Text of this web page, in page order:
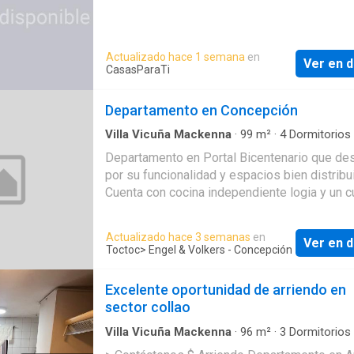
Actualizado hace 1 semana en
CasasParaTi
Ver en
Departamento en Concepción
Villa Vicuña Mackenna · 99 m² · 4Dormitorios
Gimnasio·Seguridad
Departamento en Portal Bicentenario que
por su funcionalidad y espacios bien
Cuenta con cocina independiente logia y un
del departamento. El living comedor conecta
terraza y da acceso a los dormitorios donde
ofrece amplias áreas comunes: seguridad
lavanderías gimnasio salas de juegos
eventos y reuniones quinchos terrazas salón
pool y estacionamientos de visita. Los
Actualizado hace 3 semanas en
Toctoc> Engel & Volkers - Concepción Ver en
Excelente oportunidad de arriendo en
sector collao
Villa Vicuña Mackenna · 96 m² · 3 Dormitorios
Estacionamiento